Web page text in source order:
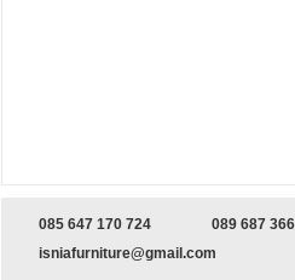
085 647 170 724 089 687
isniafurniture@gmail.com